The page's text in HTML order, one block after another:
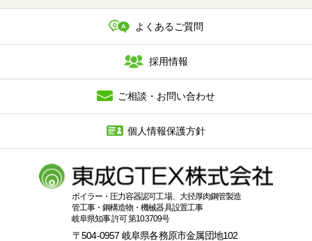
よくあるご質問
採用情報
ご相談・お問い合わせ
個人情報保護方針
ボイラー・圧力容器認可工場、大径厚肉鋼管製造
管工事・鋼構造物・機械器具設置工事
岐阜県知事 許可 第103709号
〒504-0957 岐阜県各務原市金属団地102